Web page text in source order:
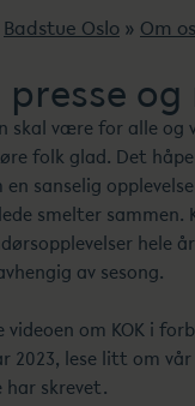
Badstue Oslo » Om
presse
skal være for alle og
folk glad. Det
sanselig
smelter sammen.
hele
av sesong.
videoen om KOK i
2023, lese litt om
har skrevet.